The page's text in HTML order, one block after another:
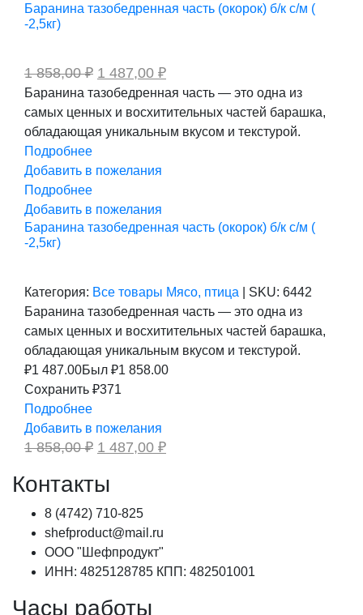
Баранина тазобедренная часть (окорок) б/к с/м (
-2,5кг)
1 858,00₽ Первоначальная
цена
составляла
1
858,00 ₽.
1 487,00 ₽Текущая
цена:
1
487,00 ₽.
Баранина тазобедренная часть — это одна из
самых ценных и восхитительных частей барашка,
обладающая уникальным вкусом и текстурой.
Подробнее
Добавить в пожелания
Подробнее
Добавить в пожелания
Баранина тазобедренная часть (окорок) б/к с/м (
-2,5кг)
Категория: Все товары Мясо, птица SKU: 6442
Баранина тазобедренная часть — это одна из
самых ценных и восхитительных частей барашка,
обладающая уникальным вкусом и текстурой.
₽1 487.00Был ₽1 858.00
Сохранить ₽371
Подробнее
Добавить в пожелания
1 858,00₽ Первоначальная
цена
1
1 487,00 ₽Текущая
цена:
Контакты
8 (4742) 710-825
shefproduct@mail.ru
ООО "Шефпродукт"
ИНН: 4825128785 КПП: 482501001
Часы работы